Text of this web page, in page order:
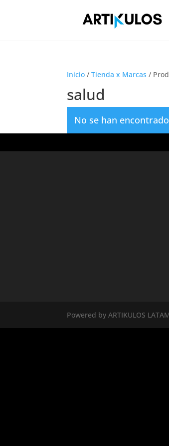
Inicio /Tienda x Marcas /
salud
No se han
Powered by ARTIKULOS